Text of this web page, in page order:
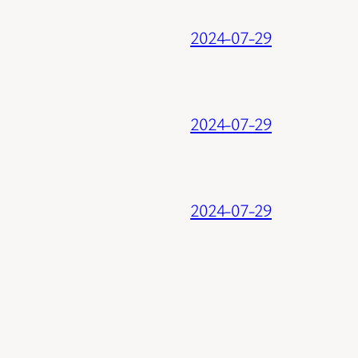
2024-07-29
2024-07-29
2024-07-29